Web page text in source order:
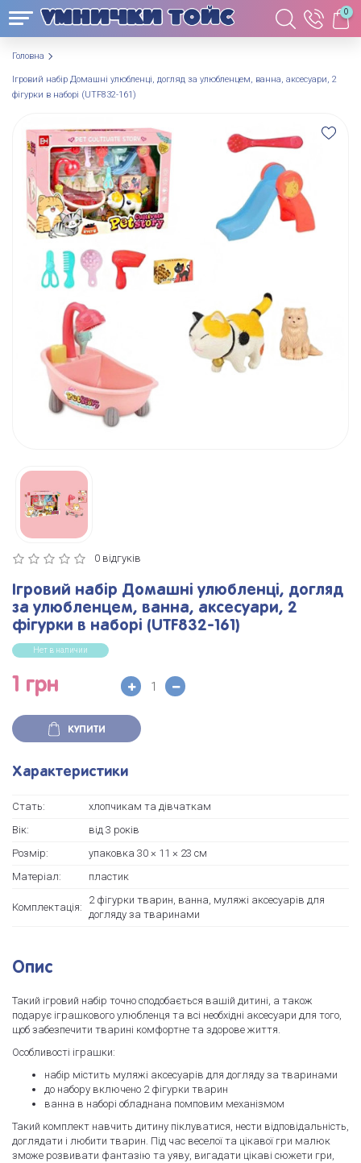
0
Головна
Ігровий набір Домашні улюбленці, догляд за улюбленцем, ванна, аксесуари, 2
фігурки в наборі (UTF832-161)
0 відгуків
Ігровий набір Домашні улюбленці, догляд
за улюбленцем, ванна, аксесуари, 2
фігурки в наборі (UTF832-161)
Нет в наличии
1 грн
КУПИТИ
Характеристики
Стать:
хлопчикам та дівчаткам
Вік:
від 3 років
Розмір:
упаковка 30 × 11 × 23 см
Матеріал:
пластик
Комплектація:
2 фігурки тварин, ванна, муляжі аксесуарів для
догляду за тваринами
Опис
Такий ігровий набір точно сподобається вашій дитині, а також
подарує іграшкового улюбленця та всі необхідні аксесуари для того,
щоб забезпечити тварині комфортне та здорове життя.
Особливості іграшки:
набір містить муляжі аксесуарів для догляду за тваринами
до набору включено 2 фігурки тварин
ванна в наборі обладнана помповим механізмом
Такий комплект навчить дитину піклуватися, нести відповідальність,
доглядати і любити тварин. Під час веселої та цікавої гри малюк
зможе розвивати фантазію та уяву, вигадати цікаві сюжети гри,